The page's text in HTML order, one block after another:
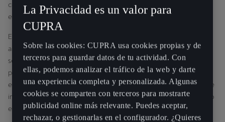
conducción eficiente sin comprometer el rendimiento y la
emoción de conducción que aporta el Tavascan.
El recorrido del ‘CUPRA Tavascan Challenge’ tuvo lugar por los
alrededores de la sierra norte de Madrid, y abarcó carreteras
secundarias y diversos puertos de montaña, con desniveles
pronunciados y curvas cerradas que pusieron a prueba la gestión
energética y el comportamiento dinámico del modelo. Además, se
incluyó un tramo de autovía, simulando un uso realista del vehículo
en desplazamientos diarios.
La Privacidad es un valor para
CUPRA
Sobre las cookies: CUPRA usa cookies propias y de
terceros para guardar datos de tu actividad. Con
ellas, podemos analizar el tráfico de la web y darte
una experiencia completa y personalizada. Algunas
cookies se comparten con terceros para mostrarte
publicidad online más relevante. Puedes aceptar,
rechazar, o gestionarlas en el configurador. ¿Quieres